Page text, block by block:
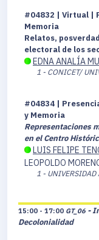
#04832 | Virtual |
Memoria
Relatos,
electoral de los
EDNA ANALÍA
1 - CONICET/
#04834 |
y Memoria
Representaciones
en el Centro
LUIS FELIPE
LEOPOLDO
1 - UNIVERSIDAD
15:00 - 17:00 GT_06 -
Decolonialidad